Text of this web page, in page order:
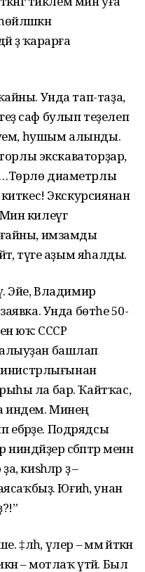
ҙә ҡарарға
Унда тап-таҙа,
саф булып теҙелеп
һушым алынды.
экскаваторҙар,
диаметрлы
Экскурсиянан
килеүгә
имзамды
тәүге аҙым яһалды.
Эйе, Владимир
Унда бөтәһе 50-
юҡ: СССР
башлап
ла бар. Ҡайтҡас,
индем. Минең
Подрядсы
сәбәптәр менән
киѕһәләр ҙә –
Юғиһә, унан
‡лһә, үлер – әммә әйткән
икән – мотлаҡ үтәй. Был